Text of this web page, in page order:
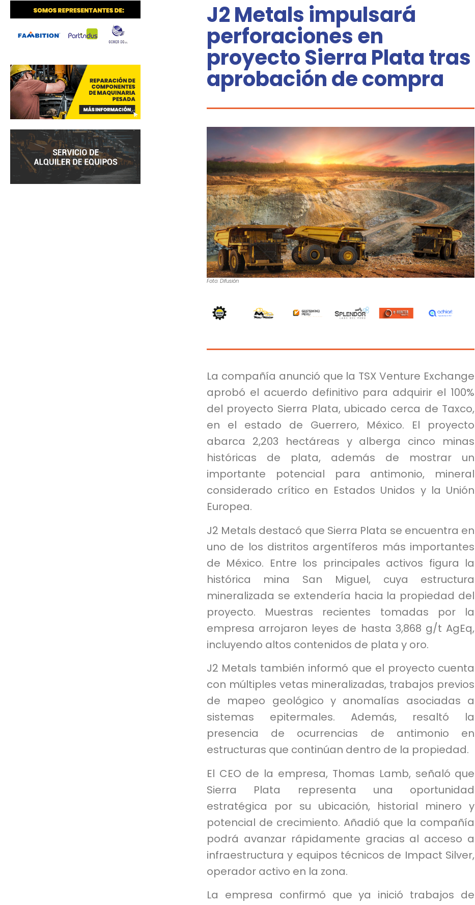
J2 Metals impulsará
perforaciones en
proyecto Sierra Plata tras
aprobación de compra
Foto: Difusión
La compañía anunció que la TSX Venture Exchange
aprobó el acuerdo definitivo para adquirir el 100%
del proyecto Sierra Plata, ubicado cerca de Taxco,
en el estado de Guerrero, México. El proyecto
abarca 2,203 hectáreas y alberga cinco minas
históricas de plata, además de mostrar un
importante potencial para antimonio, mineral
considerado crítico en Estados Unidos y la Unión
Europea.
J2 Metals destacó que Sierra Plata se encuentra en
uno de los distritos argentíferos más importantes
de México. Entre los principales activos figura la
histórica mina San Miguel, cuya estructura
mineralizada se extendería hacia la propiedad del
proyecto. Muestras recientes tomadas por la
empresa arrojaron leyes de hasta 3,868 g/t AgEq,
incluyendo altos contenidos de plata y oro.
J2 Metals también informó que el proyecto cuenta
con múltiples vetas mineralizadas, trabajos previos
de mapeo geológico y anomalías asociadas a
sistemas epitermales. Además, resaltó la
presencia de ocurrencias de antimonio en
estructuras que continúan dentro de la propiedad.
El CEO de la empresa, Thomas Lamb, señaló que
Sierra Plata representa una oportunidad
estratégica por su ubicación, historial minero y
potencial de crecimiento. Añadió que la compañía
podrá avanzar rápidamente gracias al acceso a
infraestructura y equipos técnicos de Impact Silver,
operador activo en la zona.
La empresa confirmó que ya inició trabajos de